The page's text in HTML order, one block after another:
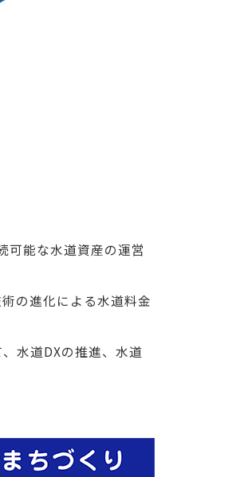
可能な水道資産の運営
の進化による水道料金
水道DXの推進、水道